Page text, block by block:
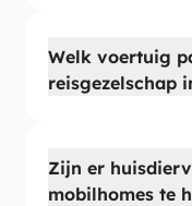
Welk voertuig
reisgezelschap
Zijn er
mobilhomes te